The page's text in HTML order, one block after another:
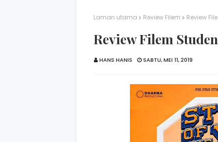
Laman utama Review Filem Review
Review Filem
HANS HANIS SABTU, MEI 11, 2019